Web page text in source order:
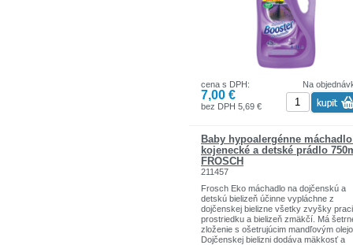
Na
cena s DPH:
7,00 €
bez DPH 5,69 €
Baby hypoalergénne
kojenecké a detské prádlo
FROSCH
211457
Frosch Eko máchadlo na dojčenskú a
detskú bielizeň účinne vypláchne z
dojčenskej bielizne všetky zvyšky
prostriedku a bielizeň zmäkčí. Má
zloženie s ošetrujúcim mandľovým
Dojčenskej bielizni dodáva mäkkosť a